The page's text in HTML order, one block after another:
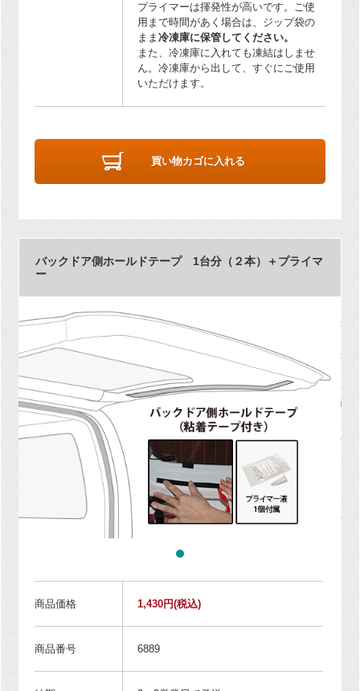
プライマーは揮発性が高いです。ご使
用まで時間があく場合は、ジップ袋の
まま 冷凍庫に保管してください。
また、冷凍庫に入れても凍結はしませ
ん。冷凍庫から出して、すぐにご使用
いただけます。
買い物カゴに入れる
バックドア側ホールドテープ 1台分（２本）＋プライマ
ー
商品価格 1,430円(税込)
商品番号 6889